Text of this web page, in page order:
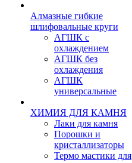
Алмазные гибкие
шлифовальные круги
АГШК с
охлаждением
АГШК без
охлаждения
АГШК
универсальные
ХИМИЯ ДЛЯ КАМНЯ
Лаки для камня
Порошки и
кристаллизаторы
Термо мастики для